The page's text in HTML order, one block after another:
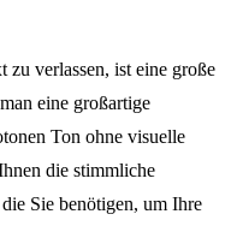
zu verlassen, ist eine große
eine großartige
Ton ohne visuelle
die stimmliche
Sie benötigen, um Ihre